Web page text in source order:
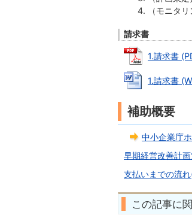
（モニタ
請求書
1.請求書
1.請求書
補助概要
中小企業庁
早期経営改善計
支払いまでの流
この記事に